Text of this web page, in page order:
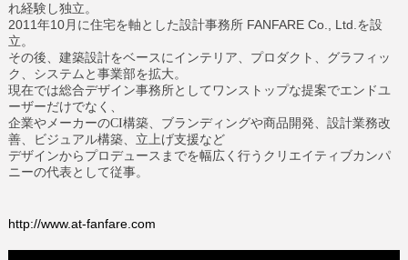
れ経験し独立。
2011 年10 月に住宅を軸とした設計事務所 FANFARE Co., Ltd. を設
立。
その後、建築設計をベースにインテリア、プロダクト、グラフィッ
ク、システムと事業部を拡大。
現在では総合デザイン事務所としてワンストップな提案でエンドユ
ーザーだけでなく、
企業やメーカーのCI構築、ブランディングや商品開発、設計業務改
善、ビジュアル構築、立上げ支援など
デザインからプロデュースまでを幅広く行うクリエイティブカンパ
ニーの代表として従事。
http://www.at-fanfare.com